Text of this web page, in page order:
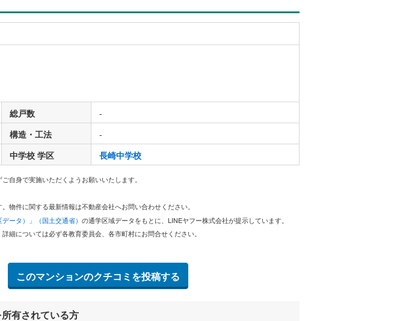
総戸数
-
構造・工法
-
中学校 学区 長崎中学校
自身で実施いただくようお願いいたします。
物件に関する最新情報は不動産会社へお問い合わせください。
ータ）」（国土交通省） の通学区域データをもとに、LINEヤフー株式会社が提示しています。
細については必ず各教育委員会、各市町村にお問合せください。
このマンションのクチコミを投稿する
有されている方